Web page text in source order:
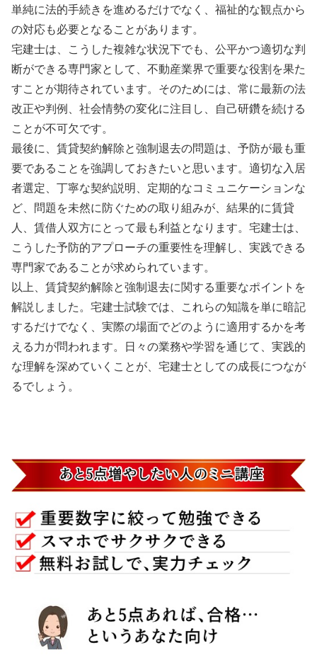
単純に法的手続きを進めるだけでなく、福祉的な観点から
の対応も必要となることがあります。
宅建士は、こうした複雑な状況下でも、公平かつ適切な判
断ができる専門家として、不動産業界で重要な役割を果た
すことが期待されています。そのためには、常に最新の法
改正や判例、社会情勢の変化に注目し、自己研鑽を続ける
ことが不可欠です。
最後に、賃貸契約解除と強制退去の問題は、予防が最も重
要であることを強調しておきたいと思います。適切な入居
者選定、丁寧な契約説明、定期的なコミュニケーションな
ど、問題を未然に防ぐための取り組みが、結果的に賃貸
人、賃借人双方にとって最も利益となります。宅建士は、
こうした予防的アプローチの重要性を理解し、実践できる
専門家であることが求められています。
以上、賃貸契約解除と強制退去に関する重要なポイントを
解説しました。宅建士試験では、これらの知識を単に暗記
するだけでなく、実際の場面でどのように適用するかを考
える力が問われます。日々の業務や学習を通じて、実践的
な理解を深めていくことが、宅建士としての成長につなが
るでしょう。